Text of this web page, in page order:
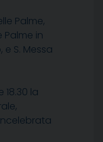
Palme,
Palme in
S. Messa
18.30 la